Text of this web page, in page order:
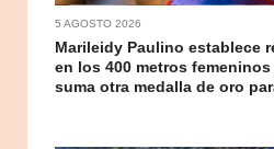
5 AGOSTO 2026
Marileidy Paulino establece
en los 400 metros femeninos
suma otra medalla de oro